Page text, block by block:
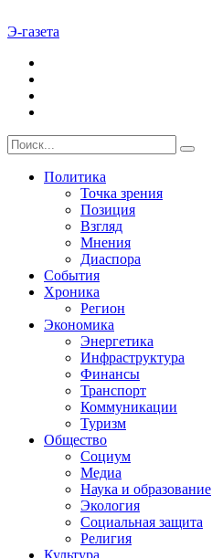
Э-газета
Политика
Точка зрения
Позиция
Взгляд
Мнения
Диаспора
События
Хроника
Регион
Экономика
Энергетика
Инфраструктура
Финансы
Транспорт
Коммуникации
Туризм
Общество
Социум
Медиа
Наука и образование
Экология
Социальная защита
Религия
Культура